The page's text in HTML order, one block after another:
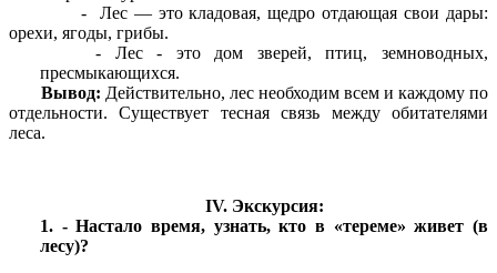
- Лес — это кладовая, щедро отдающая свои дары:
орехи, ягоды, грибы.
- Лес - это дом зверей, птиц, земноводных,
пресмыкающихся.
Вывод: Действительно, лес необходим всем и каждому по
отдельности. Существует тесная связь между обитателями
леса.
IV. Экскурсия:
1. - Настало время, узнать, кто в «тереме» живет (в
лесу)?